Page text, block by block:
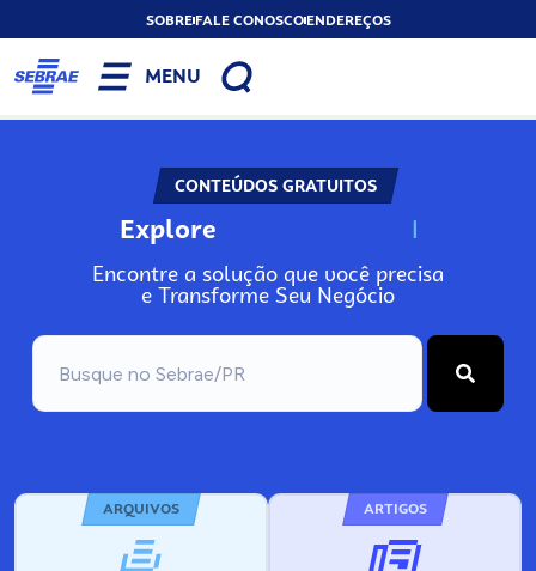
SOBREFALE CONOSCOENDEREÇOS
MENU
CONTEÚDOS GRATUITOS
Explore N
Encontre a solução que você precisa
e Transforme Seu Negócio
ARQUIVOS ARTIGOS